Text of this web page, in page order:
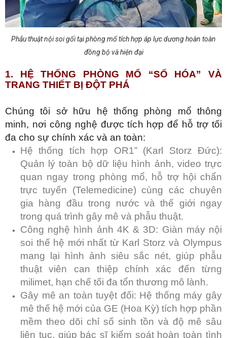
Phẫu thuật nội soi gối tại phòng mổ tích hợp áp lực dương hoàn toàn
đồng bộ và hiện đại
1. HỆ THỐNG PHÒNG MỔ “SỐ HÓA” VÀ
TRANG THIẾT BỊ ĐỘT PHÁ
Chúng tôi sở hữu hệ thống phòng mổ thông
minh, nơi công nghệ được tích hợp để hỗ trợ tối
đa cho sự chính xác và an toàn:
Hệ thống tích hợp OR1” (Karl Storz Đức):
Quản lý toàn bộ dữ liệu hình ảnh, video trực
quan ngay trong phòng mổ, hỗ trợ hội chẩn
trực tuyến (Telemedicine) cùng các chuyên
gia hàng đầu trong nước và thế giới ngay
trong quá trình gây mê và phẫu thuật.
Công nghệ hình ảnh 4K & 3D: Giàn máy nội
soi thế hệ mới nhất từ Karl Storz và Olympus
mang lại hình ảnh siêu sắc nét, giúp phẫu
thuật viên can thiệp chính xác đến từng
milimet, hạn chế tối đa tổn thương mô lành.
Gây mê an toàn tuyệt đối: Hệ thống máy gây
mê thế hệ mới của GE (Hoa Kỳ) tích hợp phần
mềm theo dõi chỉ số sinh tồn và độ mê sâu
liên tục, giúp bác sĩ kiểm soát hoàn toàn tình